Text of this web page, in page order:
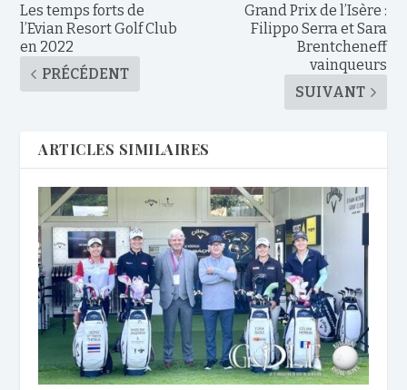
Les temps forts de
l’Evian Resort Golf Club
en 2022
PRÉCÉDENT
Grand Prix de l’Isère :
Filippo Serra et Sara
Brentcheneff
vainqueurs
SUIVANT
ARTICLES SIMILAIRES